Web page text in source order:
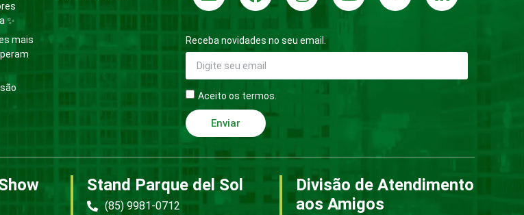
✨
mais
Receba novidades no seu email.
Aceito os termos.
Enviar
Stand Parque del Sol
(85) 9981-0712
Divisão de Atendimento
aos Amigos